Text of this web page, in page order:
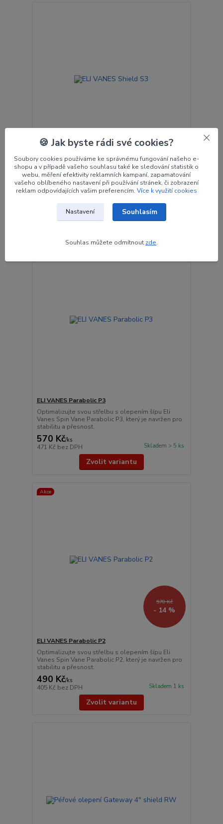
ELI VANES Shield S3
Optimalizujte svou střelbu s olepením šípu Eli
Vanes Spin Vane Shield S3, který je navržen pro
stabilitu a přesnost.
Skladem > 5 ks
Zvolit variantu
ELI VANES Parabolic P3
Optimalizujte svou střelbu s olepením šípu Eli
Vanes Spin Vane Parabolic P3, který je navržen pro
stabilitu a přesnost.
570 Kč/ks
471 Kč bez DPH Skladem > 5 ks
Zvolit variantu
Akce
570 Kč
- 14 %
ELI VANES Parabolic P2
Optimalizujte svou střelbu s olepením šípu Eli
Vanes Spin Vane Parabolic P2, který je navržen pro
stabilitu a přesnost.
490 Kč/ks
405 Kč bez DPH Skladem 1 ks
Zvolit variantu
🍪 Jak byste rádi své cookies?
Soubory cookies používáme ke správnému fungování našeho e-
shopu a v případě vašeho souhlasu také ke sledování statistik o
webu, měření efektivity reklamních kampaní, zapamatování
vašeho oblíbeného nastavení při používání stránek, či zobrazení
reklam odpovídajících vašim preferencím. Více k využití cookies
Nastavení Souhlasím
Souhlas můžete odmítnout zde.